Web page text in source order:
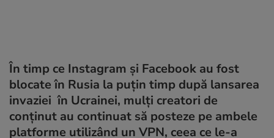
În timp ce Instagram și Facebook au fost
blocate în Rusia la puțin timp după lansarea
invaziei în Ucrainei, mulți creatori de
conținut au continuat să posteze pe ambele
platforme utilizând un VPN, ceea ce le-a